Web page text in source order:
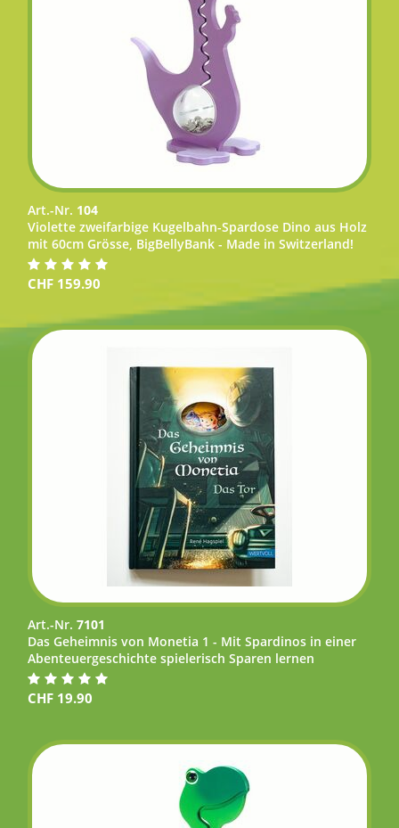
Art.-Nr. 104
Violette zweifarbige Kugelbahn-Spardose Dino aus Holz
mit 60cm Grösse, BigBellyBank - Made in Switzerland!
CHF 159.90
Art.-Nr. 7101
Das Geheimnis von Monetia 1 - Mit Spardinos in einer
Abenteuergeschichte spielerisch Sparen lernen
CHF 19.90